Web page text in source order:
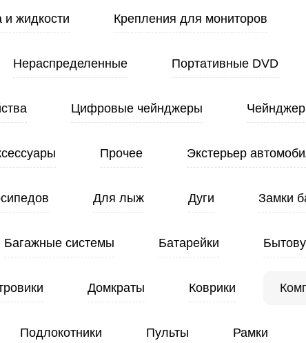
жидкости Крепления для мониторов
Нераспределенные Портативные DVD
Цифровые чейнджеры
Прочее Экстерьер
Для лыж Дуги Замки
Багажные системы Батарейки
Домкраты Коврики
Подлокотники Пульты Рамки